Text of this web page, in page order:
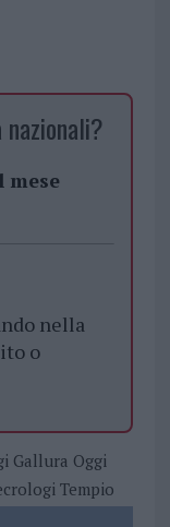
mese
nella
o
Gallura Oggi
Tempio